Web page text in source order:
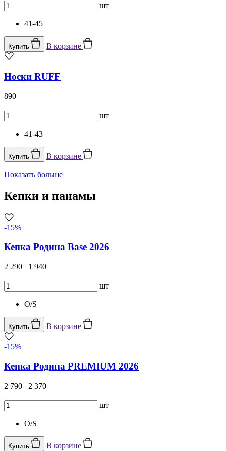
шт
41-45
Купить В корзине
Носки RUFF
890
шт
41-43
Купить В корзине
Показать больше
Кепки и панамы
-15%
Кепка Родина Base 2026
2 290 1 940
шт
O/S
Купить В корзине
-15%
Кепка Родина PREMIUM 2026
2 790 2 370
шт
O/S
Купить В корзине